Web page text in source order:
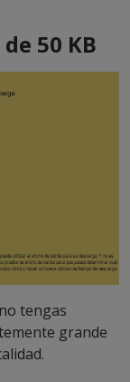
50 KB
tengas
grande